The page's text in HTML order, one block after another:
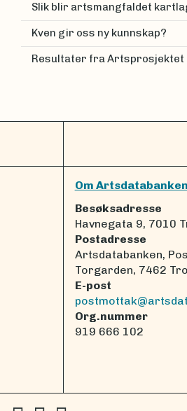
Slik blir artsmangfaldet
Kven gir oss ny kunnskap?
Resultater fra Artsprosjektet
Om Artsdatabanken
Besøksadresse
Havnegata 9, 7010
Postadresse
Artsdatabanken,
Torgarden, 7462
E-post
Org.nummer
919 666 102